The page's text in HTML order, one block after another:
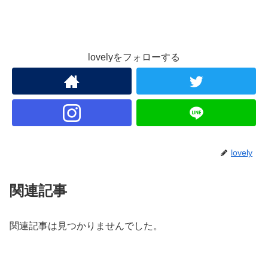
lovelyをフォローする
lovely
関連記事
関連記事は見つかりませんでした。